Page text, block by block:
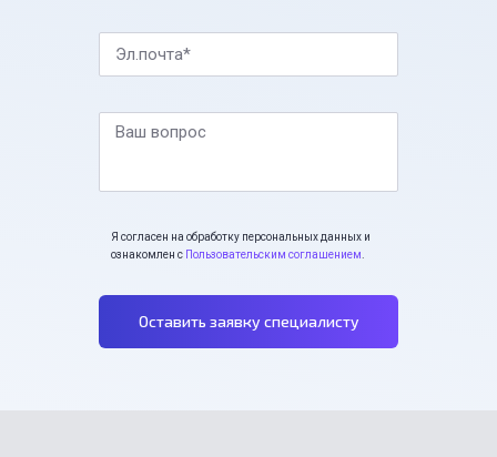
Эл.почта*
Ваш вопрос
Я согласен на обработку персональных данных и
ознакомлен с Пользовательским соглашением
Оставить заявку специалисту